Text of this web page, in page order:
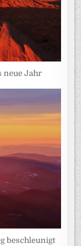
neue Jahr
beschleunigt